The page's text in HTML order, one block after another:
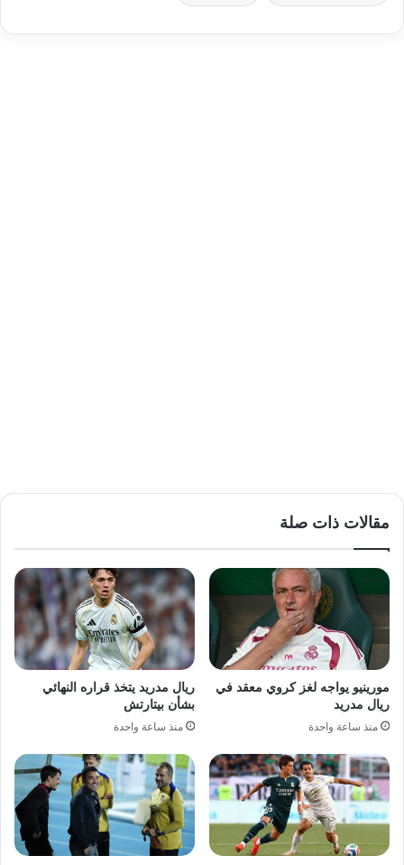
مقالات ذات صلة
مورينيو يواجه لغز كروي معقد في
ريال مدريد
منذ ساعة واحدة
ريال مدريد يتخذ قراره النهائي
بشأن بيتارتش
منذ ساعة واحدة